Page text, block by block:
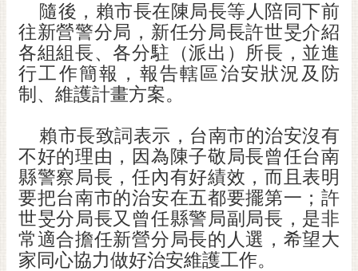
隨後，賴市長在陳局長等人陪同下前
往新營警分局，新任分局長許世旻介紹
各組組長、各分駐（派出）所長，並進
行工作簡報，報告轄區治安狀況及防
制、維護計畫方案。
賴市長致詞表示，台南市的治安沒有
不好的理由，因為陳子敬局長曾任台南
縣警察局長，任內有好績效，而且表明
要把台南市的治安在五都要擺第一；許
世旻分局長又曾任縣警局副局長，是非
常適合擔任新營分局長的人選，希望大
家同心協力做好治安維護工作。